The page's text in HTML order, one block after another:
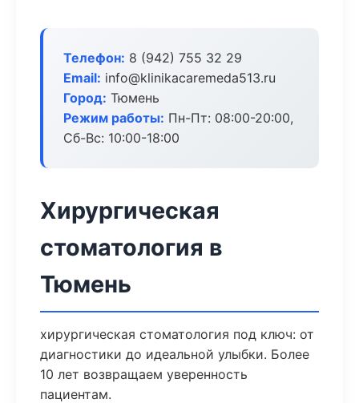
Телефон: 8 (942) 755 32 29
Email: info@klinikacaremeda513.ru
Город: Тюмень
Режим работы: Пн-Пт: 08:00-20:00,
Сб-Вс: 10:00-18:00
Хирургическая
стоматология в
Тюмень
хирургическая стоматология под ключ: от
диагностики до идеальной улыбки. Более
10 лет возвращаем уверенность
пациентам.